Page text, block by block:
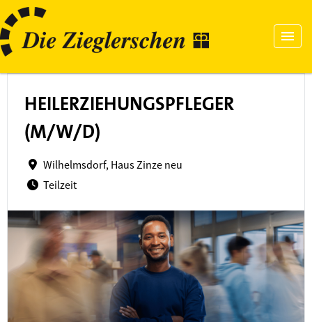
HEILERZIEHUNGSPFLEGER
(M/W/D)
Wilhelmsdorf, Haus Zinze neu
Teilzeit